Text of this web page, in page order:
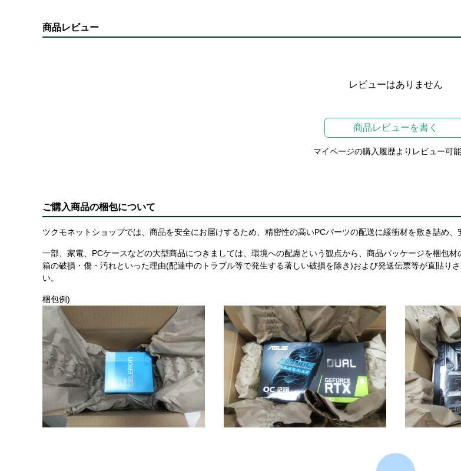
商品レビュー
レビューはありません
商品レビューを書く
マイページの購入履歴よりレビュー可
ご購入商品の梱包について
ツクモネットショップでは、商品を安全にお届けするため、精密性の高いPCパーツの配送に緩衝材を敷き詰め
一部、家電、PCケースなどの大型商品につきましては、環境への配慮という観点から、商品パッケージを梱包
箱の破損・傷・汚れといった理由(配達中のトラブル等で発生する著しい破損を除き)および発送伝票等が直貼り
い。
梱包例)